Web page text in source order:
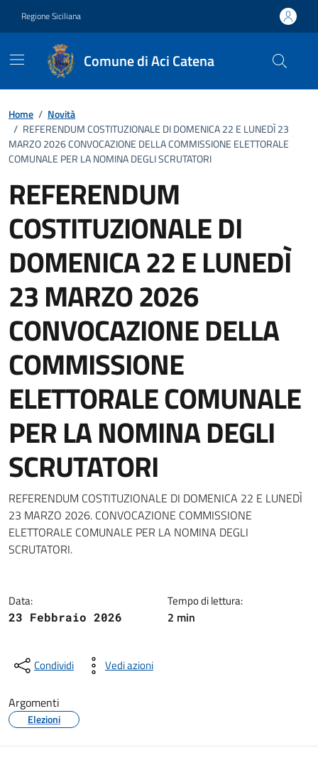
Regione Siciliana
Comune di Aci Catena
Home / Novità
/ REFERENDUM COSTITUZIONALE DI DOMENICA 22 E LUNEDÌ 23
MARZO 2026 CONVOCAZIONE DELLA COMMISSIONE ELETTORALE
COMUNALE PER LA NOMINA DEGLI SCRUTATORI
REFERENDUM
COSTITUZIONALE DI
DOMENICA 22 E LUNEDÌ
23 MARZO 2026
CONVOCAZIONE DELLA
COMMISSIONE
ELETTORALE COMUNALE
PER LA NOMINA DEGLI
SCRUTATORI
Dettagli della notizia
REFERENDUM COSTITUZIONALE DI DOMENICA 22 E LUNEDÌ
23 MARZO 2026. CONVOCAZIONE COMMISSIONE
ELETTORALE COMUNALE PER LA NOMINA DEGLI
SCRUTATORI.
Data:
23 Febbraio 2026
Tempo di lettura:
2 min
Condividi Vedi azioni
Argomenti
Elezioni